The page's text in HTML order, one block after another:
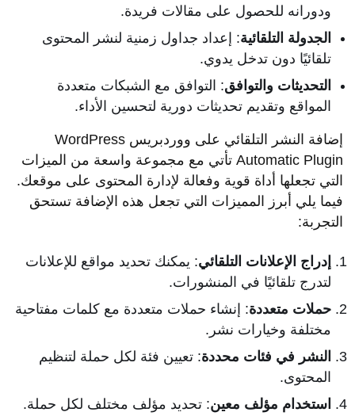
ودورانه للحصول على مقالات فريدة.
الجدولة التلقائية: إعداد جداول زمنية لنشر المحتوى
تلقائيًا دون تدخل يدوي.
التحديثات والتوافق: التوافق مع الشبكات متعددة
المواقع وتقديم تحديثات دورية لتحسين الأداء.
إضافة النشر التلقائي على ووردبريس WordPress
Automatic Plugin تأتي مع مجموعة واسعة من الميزات
التي تجعلها أداة قوية وفعالة لإدارة المحتوى على موقعك.
فيما يلي أبرز المميزات التي تجعل هذه الإضافة تستحق
التجربة:
إدراج الإعلانات التلقائي: يمكنك تحديد مواقع للإعلانات
لتدرج تلقائيًا في المنشورات.
حملات متعددة: إنشاء حملات متعددة مع كلمات مفتاحية
مختلفة وخيارات نشر.
النشر في فئات محددة: تعيين فئة لكل حملة لتنظيم
المحتوى.
استخدام مؤلف معين: تحديد مؤلف مختلف لكل حملة.